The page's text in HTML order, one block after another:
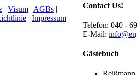
Contact Us!
Telefon: 040 -
E-Mail:
Gästebuch
| Visum | AGBs |
| Impressum